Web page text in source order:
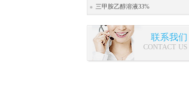
三甲胺乙醇溶液33%
联系我们
CONTACT US